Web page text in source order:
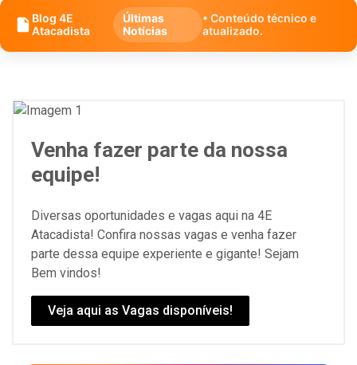
Blog 4E
Atacadista
Últimas
Notícias
• Conteúdo técnico e
atualizado.
Venha fazer parte da nossa
equipe!
Diversas oportunidades e vagas aqui na 4E
Atacadista! Confira nossas vagas e venha fazer
parte dessa equipe experiente e gigante! Sejam
Bem vindos!
Veja aqui as Vagas disponíveis!